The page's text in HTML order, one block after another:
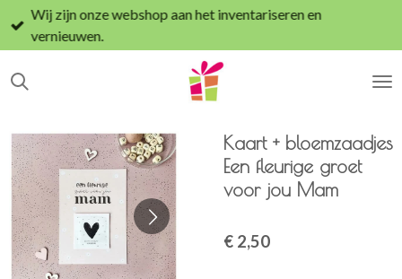
Ga
direct
de
Wij zijn onze webshop aan het inventariseren en
vernieuwen.
Kaart + bloemzaadjes
Een fleurige groet
voor jou Mam
€ 2,50